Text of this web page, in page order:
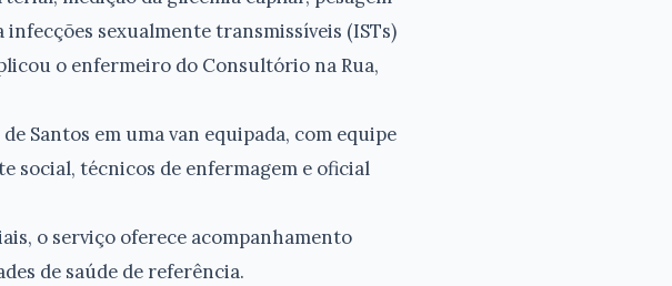
sexualmente transmissíveis (ISTs)
o enfermeiro do Consultório na Rua,
Santos em uma van equipada, com equipe
social, técnicos de enfermagem e oficial
o serviço oferece acompanhamento
de saúde de referência.